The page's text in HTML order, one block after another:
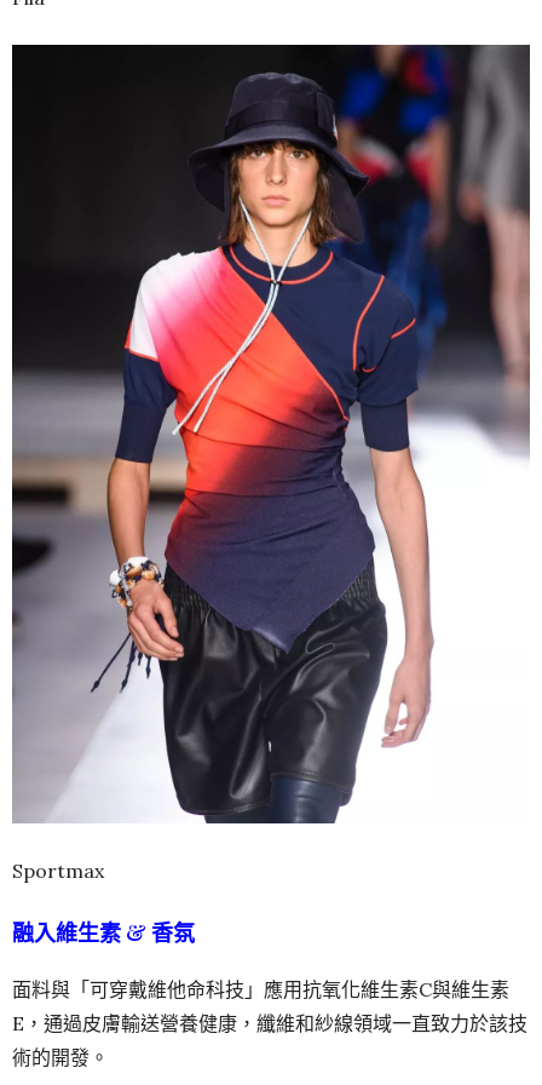
Sportmax
融入維生素 & 香氛
面料與「可穿戴維他命科技」應用抗氧化維生素C與維生素
E，通過皮膚輸送營養健康，纖維和紗線領域一直致力於該技
術的開發。